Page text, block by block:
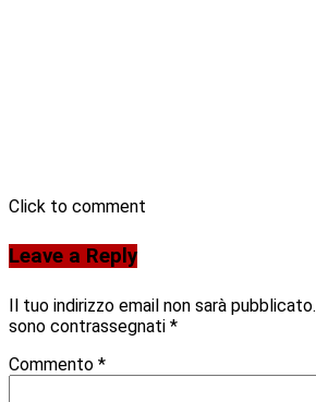
Click to comment
Leave a Reply
Il tuo indirizzo email non sarà pubblicato.
sono contrassegnati *
Commento *